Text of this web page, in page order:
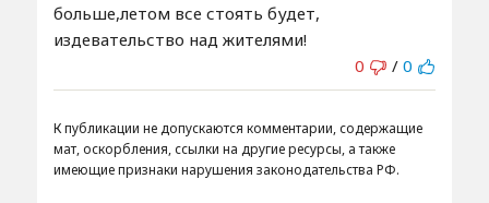
больше,летом все стоять будет,
издевательство над жителями!
0
/ 0
К публикации не допускаются комментарии, содержащие
мат, оскорбления, ссылки на другие ресурсы, а также
имеющие признаки нарушения законодательства РФ.